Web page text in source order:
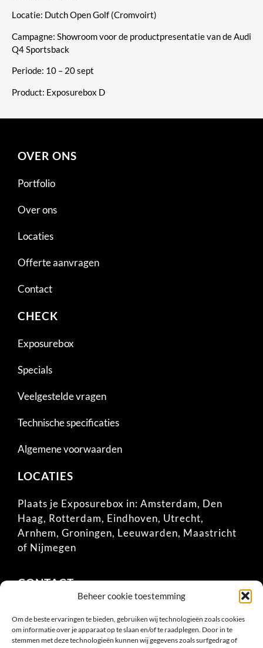
Beheer cookie toestemming
Om de beste ervaringen te bieden, gebruiken wij technologieën zoals cookies
om informatie over je apparaat op te slaan en/of te raadplegen. Door in te
stemmen met deze technologieën kunnen wij gegevens zoals surfgedrag of
Locatie: Dutch Open Golf (Cromvoirt)
Campagne: Showroom voor de productpresentatie van de Audi
Q4 Sportsback
Periode: 10 – 20 sept
Product: Exposurebox D
OVER ONS
Portfolio
Over ons
Locaties
Offerte aanvragen
Contact
CHECK
Exposurebox
Specials
Veelgestelde vragen
Technische specificaties
Algemene voorwaarden
LOCATIES
Plaats je Exposurebox in: Amsterdam, Den
Haag, Rotterdam, Eindhoven, Utrecht,
Arnhem, Groningen, Leeuwarden, Maastricht
of Nijmegen
CONTACT
Wilhelminastraat 33
6851 KN Huissen